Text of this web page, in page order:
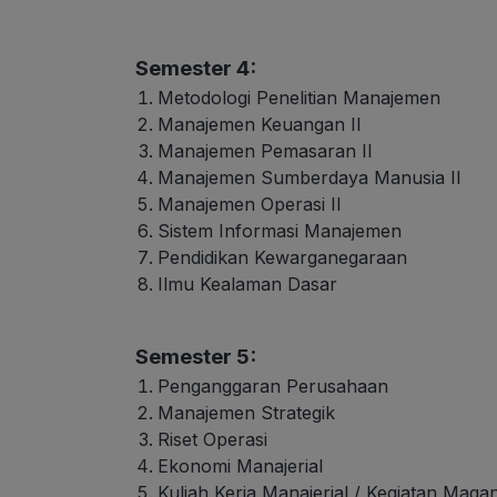
Semester 4:
Metodologi Penelitian Manajemen
Manajemen Keuangan II
Manajemen Pemasaran II
Manajemen Sumberdaya Manusia II
Manajemen Operasi II
Sistem Informasi Manajemen
Pendidikan Kewarganegaraan
Ilmu Kealaman Dasar
Semester 5:
Penganggaran Perusahaan
Manajemen Strategik
Riset Operasi
Ekonomi Manajerial